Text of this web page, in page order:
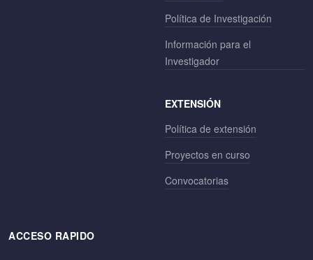
Política de Investigación
Información para el
Investigador
EXTENSIÓN
Política de extensión
Proyectos en curso
Convocatorias
ACCESO RAPIDO